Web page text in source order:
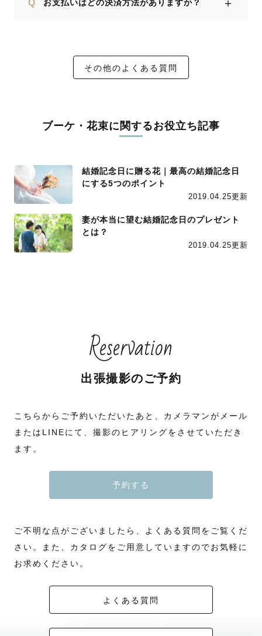
Q お支払いはどの決済方法がありますか？ ＋
その他のよくある質問
ブーケ・花束に関するお役立ち記事
結婚記念日に贈る花｜最高の結婚記念日
にする5つのポイント
2019.04.25更新
妻が本当に望む結婚記念日のプレゼント
とは？
2019.04.25更新
Reservation
出張撮影のご予約
こちらからご予約いただいたあと、カメラマンがメール
またはLINEにて、撮影のヒアリングをさせていただき
ます。
予約する
ご不明な点がございましたら、よくある質問をご覧くだ
さい。また、カタログをご用意していますのでお気軽に
お求めください。
よくある質問